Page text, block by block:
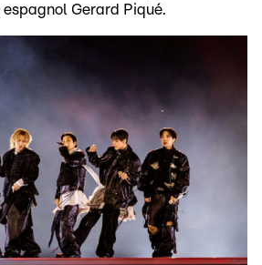
Gerard Piqué.